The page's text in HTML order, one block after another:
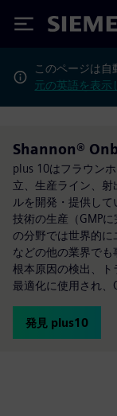
Siemens
このページは自
元の英語を表示
Shannon®
plus 10はフラウン
立、生産ライン、
ルを開発・提供し
技術の生産（GMP
の分野では世界的
などの他の業界でも
根本原因の検出、
最適化に使用され、
発見 plus10